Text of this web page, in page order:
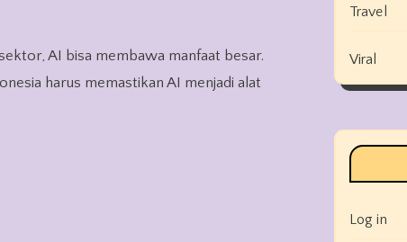
AI bisa membawa manfaat besar.
harus memastikan AI menjadi alat
Travel
Viral
Log in